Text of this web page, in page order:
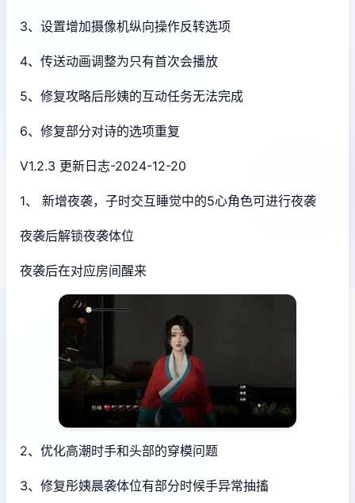
3、设置增加摄像机纵向操作反转选项
4、传送动画调整为只有首次会播放
5、修复攻略后彤姨的互动任务无法完成
6、修复部分对诗的选项重复
V1.2.3 更新日志-2024-12-20
1、 新增夜袭，子时交互睡觉中的5心角色可进行夜袭
夜袭后解锁夜袭体位
夜袭后在对应房间醒来
2、优化高潮时手和头部的穿模问题
3、修复彤姨晨袭体位有部分时候手异常抽搐